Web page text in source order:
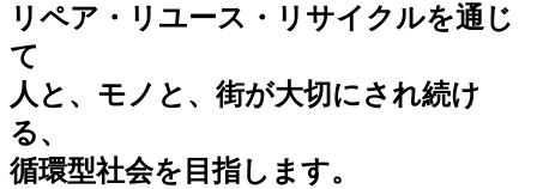
リペア・リユース・リサイクルを通じ
て
人と、モノと、街が大切にされ続け
る、
循環型社会を目指します。